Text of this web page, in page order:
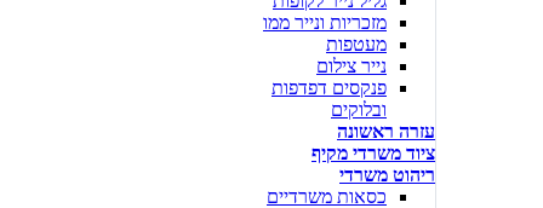
מזכריות ונייר ממו
מעטפות
נייר צילום
פנקסים דפדפות
ובלוקים
עזרה ראשונה
ציוד משרדי מקיף
ריהוט משרדי
כסאות משרדיים